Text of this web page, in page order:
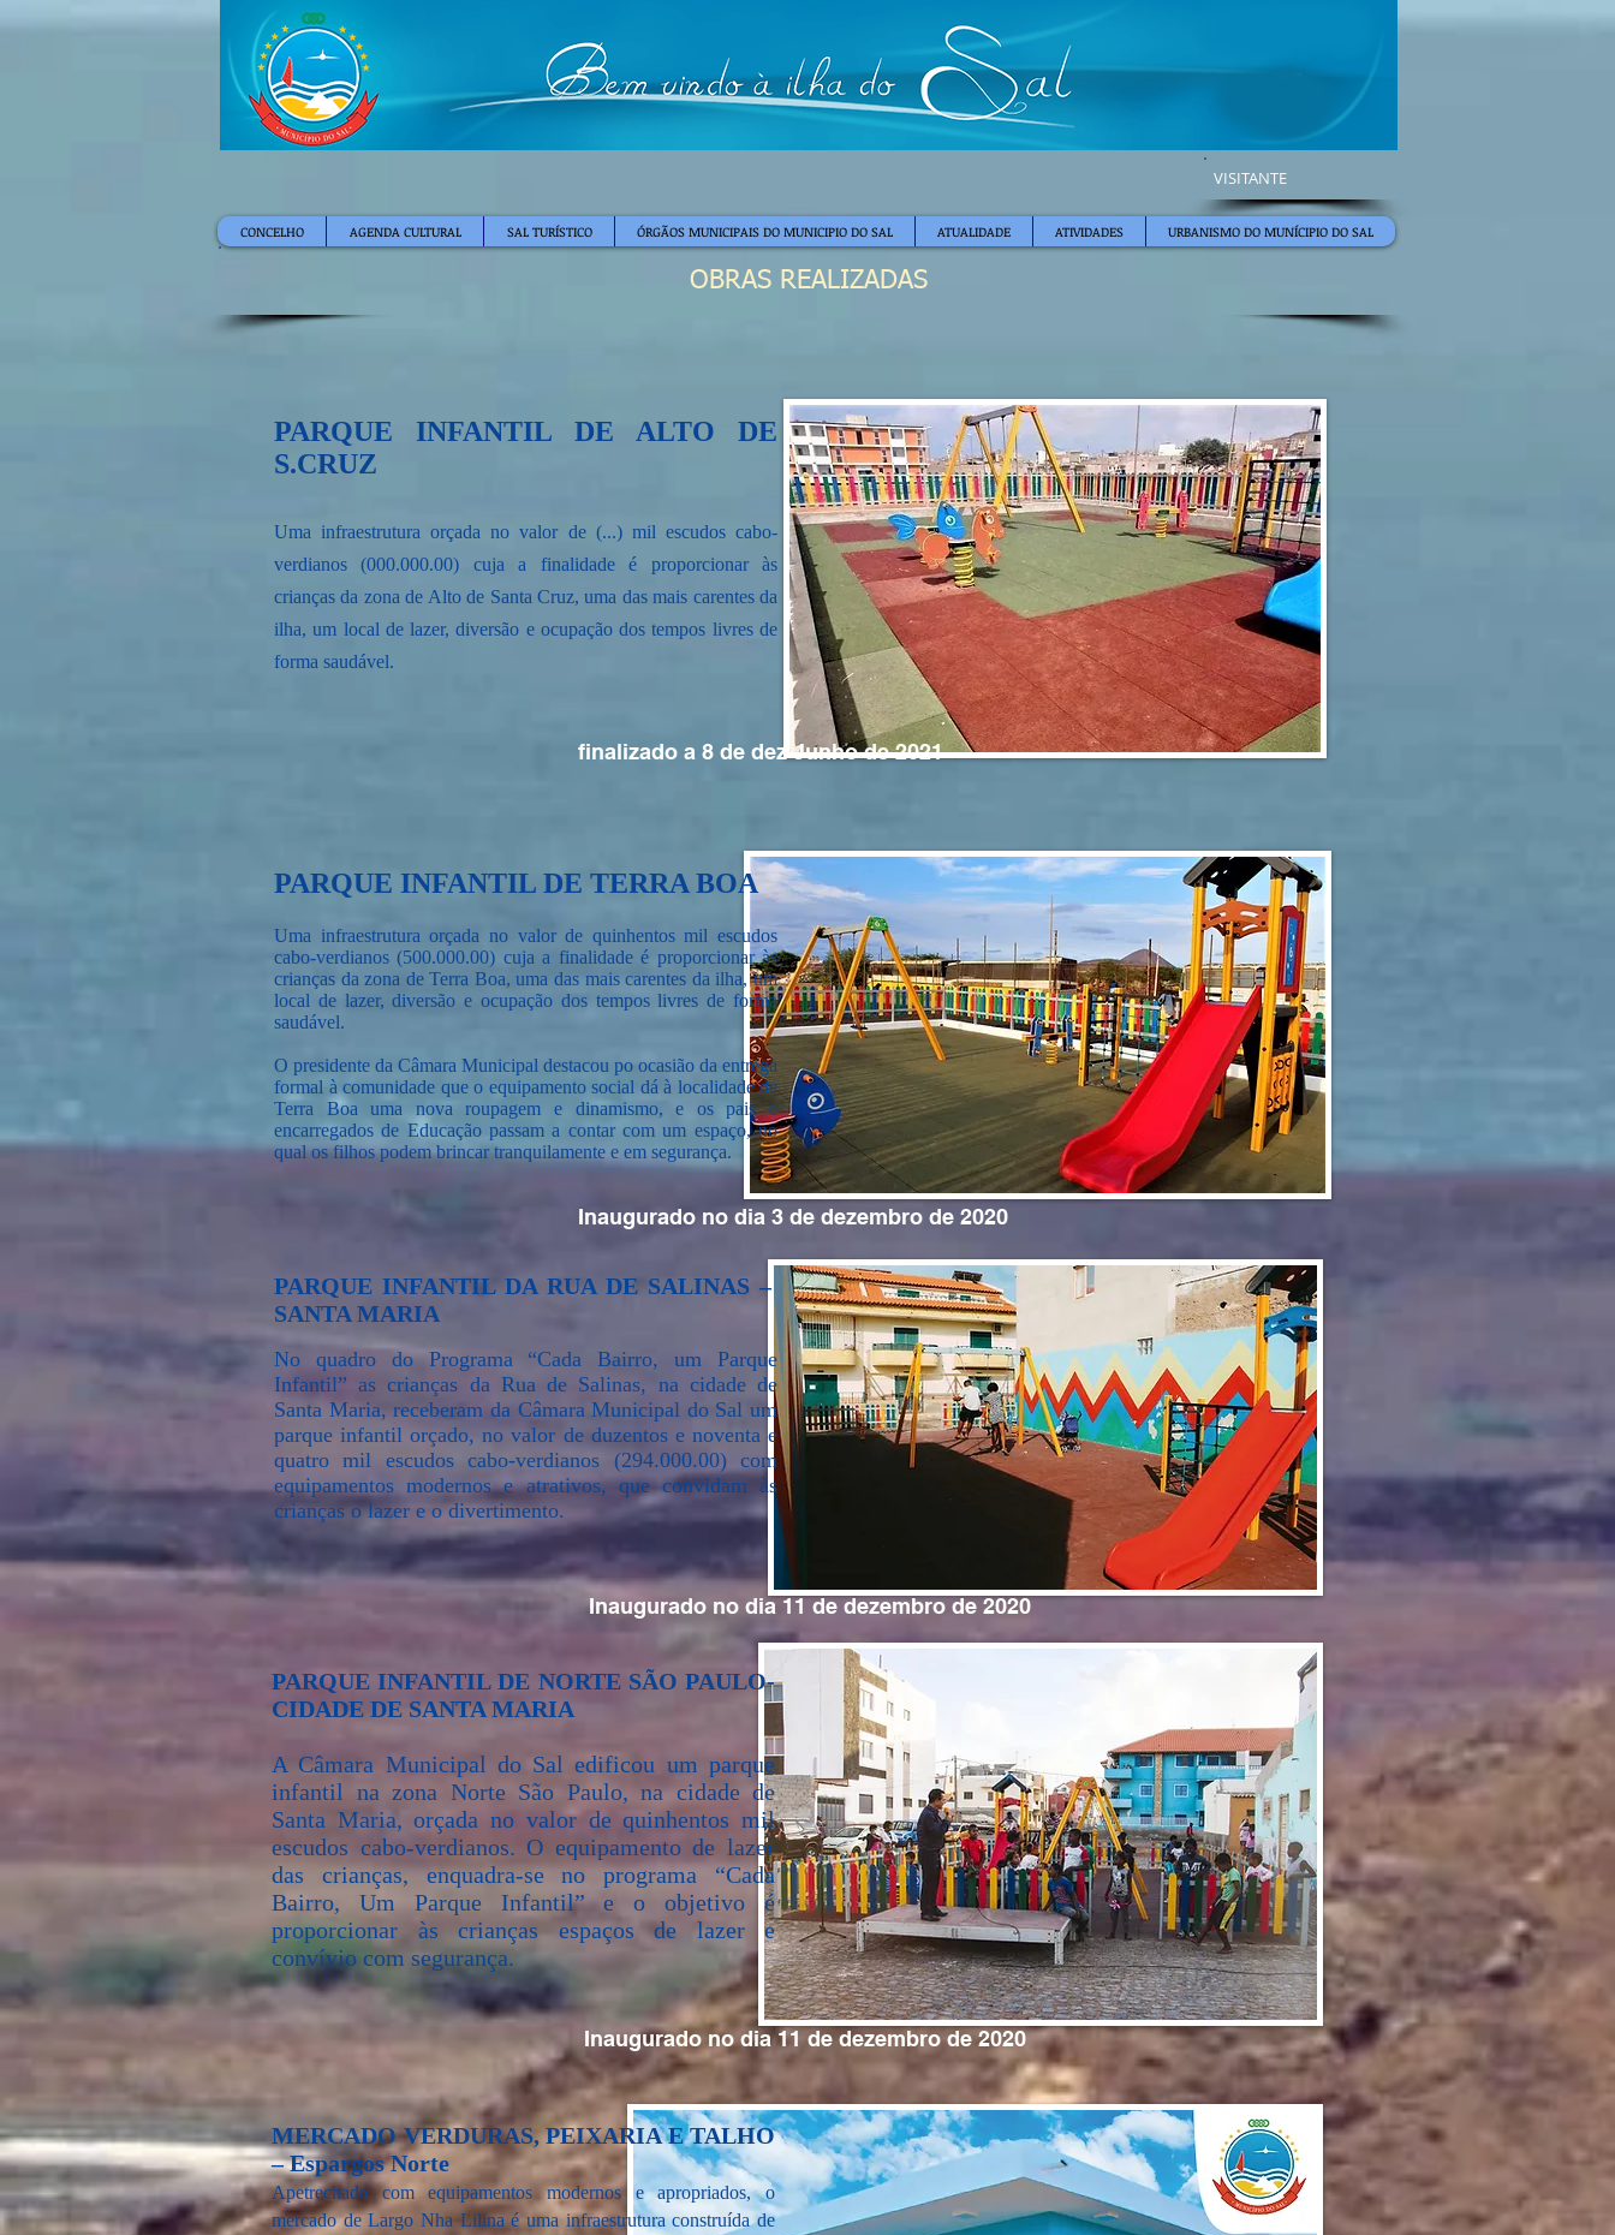
VISITANTE
CONCELHO AGENDA CULTURAL SAL TURÍSTICO ÓRGÃOS MUNICIPAIS DO MUNICIPIO DO SAL ATUALIDADE ATIVIDADES URBANISMO DO MUNÍCIPIO DO SAL
OBRAS REALIZADAS
PARQUE INFANTIL DE ALTO DE
S.CRUZ
Uma infraestrutura orçada no valor de (...) mil escudos cabo-
verdianos (000.000.00) cuja a finalidade é proporcionar às
crianças da zona de Alto de Santa Cruz, uma das mais carentes da
ilha, um local de lazer, diversão e ocupação dos tempos livres de
forma saudável.
finalizado a 8 de dez Junho de 2021
PARQUE INFANTIL DE TERRA BOA
Uma infraestrutura orçada no valor de quinhentos mil escudos
cabo-verdianos (500.000.00) cuja a finalidade é proporcionar às
crianças da zona de Terra Boa, uma das mais carentes da ilha, um
local de lazer, diversão e ocupação dos tempos livres de forma
saudável.
O presidente da Câmara Municipal destacou po ocasião da entrega
formal à comunidade que o equipamento social dá à localidade de
Terra Boa uma nova roupagem e dinamismo, e os pais e
encarregados de Educação passam a contar com um espaço, no
qual os filhos podem brincar tranquilamente e em segurança.
Inaugurado no dia 3 de dezembro de 2020
PARQUE INFANTIL DA RUA DE SALINAS –
SANTA MARIA
No quadro do Programa “Cada Bairro, um Parque
Infantil” as crianças da Rua de Salinas, na cidade de
Santa Maria, receberam da Câmara Municipal do Sal um
parque infantil orçado, no valor de duzentos e noventa e
quatro mil escudos cabo-verdianos (294.000.00) com
equipamentos modernos e atrativos, que convidam às
crianças o lazer e o divertimento.
Inaugurado no dia 11 de dezembro de 2020
PARQUE INFANTIL DE NORTE SÃO PAULO-
CIDADE DE SANTA MARIA​
A Câmara Municipal do Sal edificou um parque
infantil na zona Norte São Paulo, na cidade de
Santa Maria, orçada no valor de quinhentos mil
escudos cabo-verdianos. O equipamento de lazer
das crianças, enquadra-se no programa “Cada
Bairro, Um Parque Infantil” e o objetivo é
proporcionar às crianças espaços de lazer e
convívio com segurança.
Inaugurado no dia 11 de dezembro de 2020
MERCADO VERDURAS, PEIXARIA E TALHO
– Espargos Norte
Apetrechada com equipamentos modernos e apropriados, o
mercado de Largo Nha Lilina é uma infraestrutura construída de